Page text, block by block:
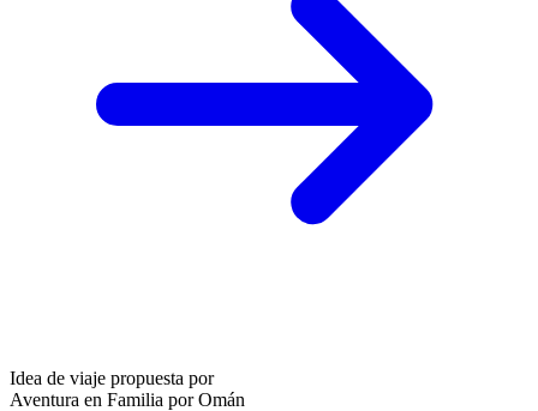
Idea de viaje propuesta por
Aventura en Familia por Omán